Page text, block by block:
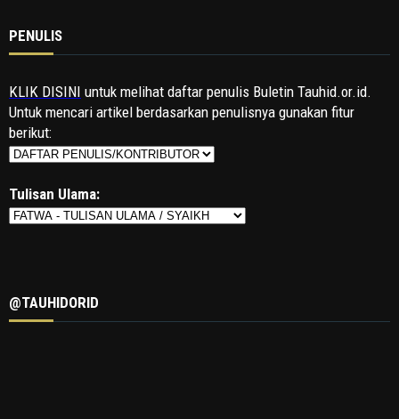
PENULIS
KLIK DISINI untuk melihat daftar penulis Buletin Tauhid.or.id.
Untuk mencari artikel berdasarkan penulisnya gunakan fitur
berikut:
Tulisan Ulama:
@TAUHIDORID